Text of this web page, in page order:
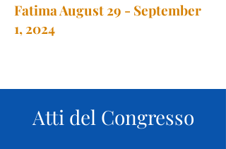
Fatima August 29 - September
1, 2024
Atti del Congresso